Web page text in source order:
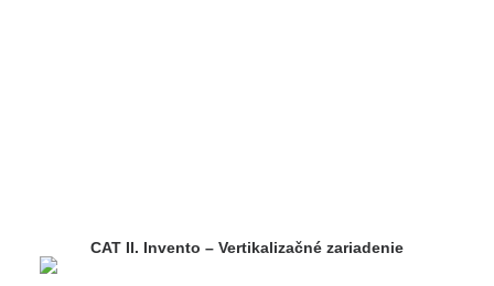
CAT II. Invento – Vertikalizačné zariadenie